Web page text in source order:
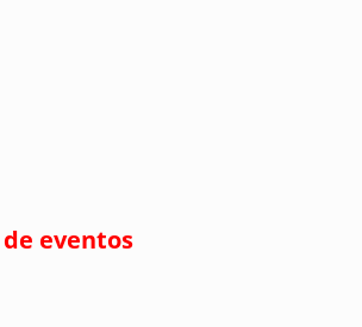
eventos